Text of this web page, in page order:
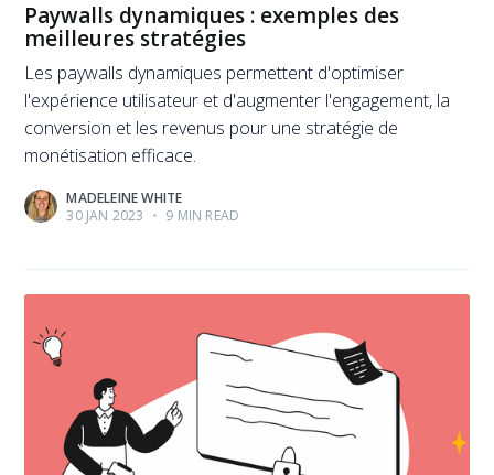
Paywalls dynamiques : exemples des
meilleures stratégies
Les paywalls dynamiques permettent d'optimiser
l'expérience utilisateur et d'augmenter l'engagement, la
conversion et les revenus pour une stratégie de
monétisation efficace.
MADELEINE WHITE
30 JAN 2023 • 9 MIN READ